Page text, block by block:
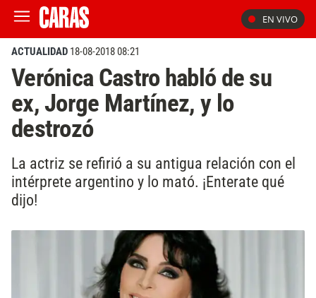
EN VIVO
ACTUALIDAD 18-08-2018 08:21
Verónica Castro habló de su
ex, Jorge Martínez, y lo
destrozó
La actriz se refirió a su antigua relación con el
intérprete argentino y lo mató. ¡Enterate qué
dijo!